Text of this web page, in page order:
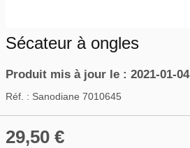
Sécateur à ongles
Produit mis à jour le : 2021-01-04
Réf. : Sanodiane 7010645
29,50 €